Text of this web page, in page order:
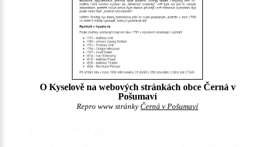
O Kyselově na webových stránkách obce Černá v
Pošumaví
Repro www stránky Černá v Pošumaví